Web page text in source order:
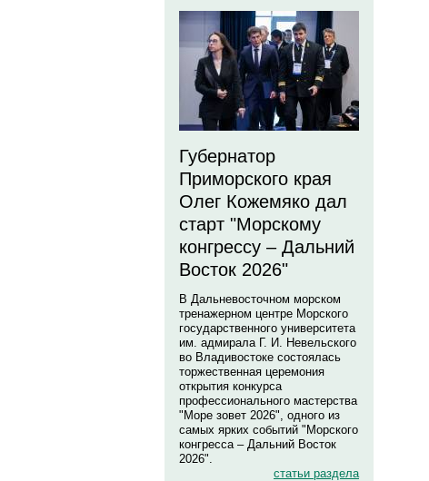
Губернатор
Приморского края
Олег Кожемяко дал
старт "Морскому
конгрессу – Дальний
Восток 2026"
В Дальневосточном морском
тренажерном центре Морского
государственного университета
им. адмирала Г. И. Невельского
во Владивостоке состоялась
торжественная церемония
открытия конкурса
профессионального мастерства
"Море зовет 2026", одного из
самых ярких событий "Морского
конгресса – Дальний Восток
2026".
статьи раздела